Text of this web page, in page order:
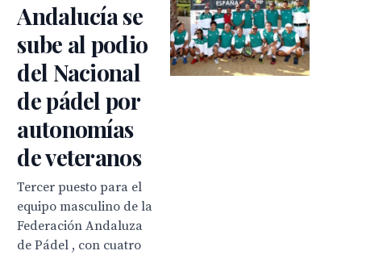
Andalucía se
sube al podio
del Nacional
de pádel por
autonomías
de veteranos
Tercer puesto para el
equipo masculino de la
Federación Andaluza
de Pádel , con cuatro